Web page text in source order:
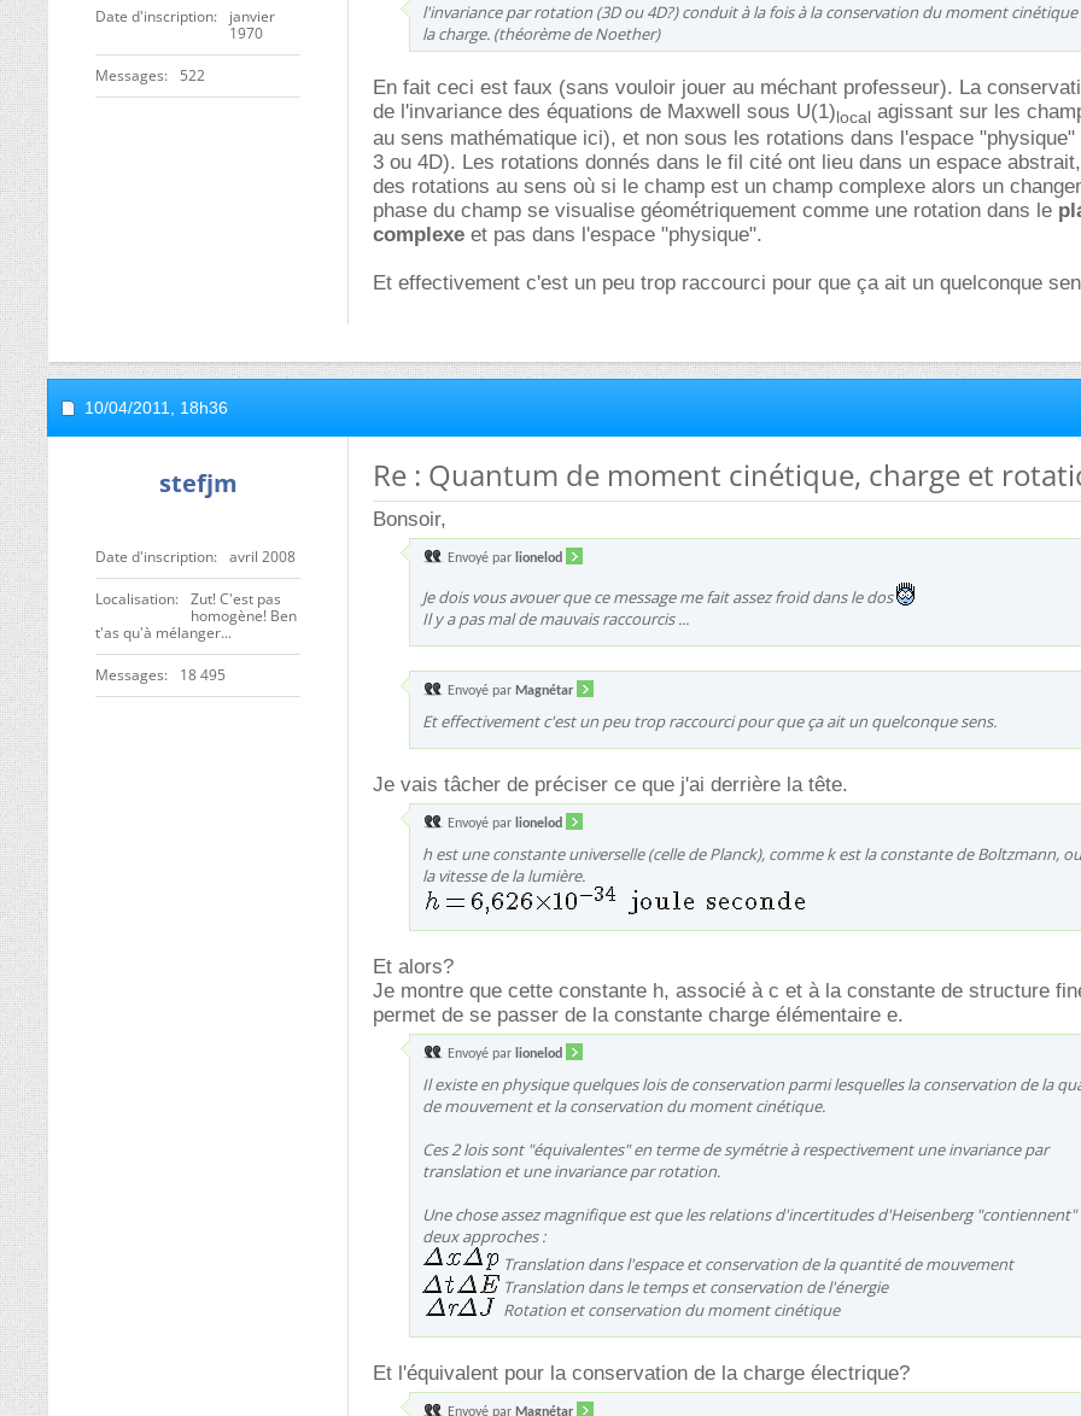
Date d'inscription
janvier
1970
Messages 522
l'invariance par rotation (3D ou 4D?) conduit à la fois à la conservation du moment
la charge. (théorème de Noether)
En fait ceci est faux (sans vouloir jouer au méchant professeur). La
de l'invariance des équations de Maxwell sous U(1)local agissant sur les
au sens mathématique ici), et non sous les rotations dans l'espace
3 ou 4D). Les rotations donnés dans le fil cité ont lieu dans un espace
des rotations au sens où si le champ est un champ complexe alors un
phase du champ se visualise géométriquement comme une rotation dans le
complexe et pas dans l'espace "physique".
Et effectivement c'est un peu trop raccourci pour que ça ait un quelconque
10/04/2011, 18h36
stefjm
Date d'inscription avril 2008
Localisation
Zut! C'est pas
homogène! Ben
t'as qu'à mélanger...
Messages 18 495
Re : Quantum de moment cinétique, charge et
Bonsoir,
Envoyé par lionelod
Je dois vous avouer que ce message me fait assez froid dans le dos
Il y a pas mal de mauvais raccourcis ...
Envoyé par Magnétar
Et effectivement c'est un peu trop raccourci pour que ça ait un quelconque sens.
Je vais tâcher de préciser ce que j'ai derrière la tête.
Envoyé par lionelod
h est une constante universelle (celle de Planck), comme k est la constante de Boltzmann,
la vitesse de la lumière.
Et alors?
Je montre que cette constante h, associé à c et à la constante de structure
permet de se passer de la constante charge élémentaire e.
Envoyé par lionelod
Il existe en physique quelques lois de conservation parmi lesquelles la conservation de la
de mouvement et la conservation du moment cinétique.
Ces 2 lois sont "équivalentes" en terme de symétrie à respectivement une invariance par
translation et une invariance par rotation.
Une chose assez magnifique est que les relations d'incertitudes d'Heisenberg "contiennent"
deux approches :
Translation dans l'espace et conservation de la quantité de mouvement
Translation dans le temps et conservation de l'énergie
Rotation et conservation du moment cinétique
Et l'équivalent pour la conservation de la charge électrique?
Envoyé par Magnétar